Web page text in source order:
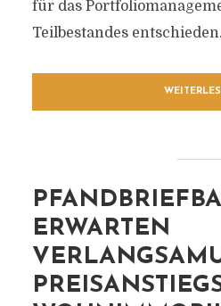
für das
Teilbestandes entschieden.
ERWARTEN